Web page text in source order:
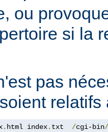
ou
si la
pas
relatifs
. html index. txt /cgi-bin/